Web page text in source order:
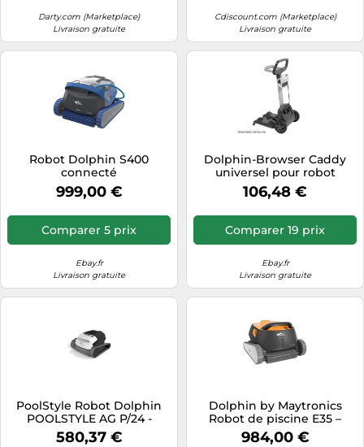
Darty.com (Marketplace)
Livraison gratuite
Cdiscount.com (Marketplace)
Livraison gratuite
Robot Dolphin S400
connecté
999,00 €
Comparer 5 prix
Ebay.fr
Livraison gratuite
Dolphin-Browser Caddy
universel pour robot
Dolphin – 9996085-assy
106,48 €
Comparer 19 prix
Ebay.fr
Livraison gratuite
PoolStyle Robot Dolphin
POOLSTYLE AG P/24 -
99996144-COL
580,37 €
Dolphin by Maytronics
Robot de piscine E35 –
Swivel, chariot,
984,00 €